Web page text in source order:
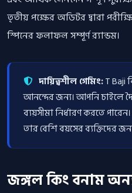
তৃতীয় পক্ষের অডিটর দ্বারা
স্পিনের ফলাফল সম্পূর্ণ র‍্যান্ডম।
দায়িত্বশীল গেমিং:T Baji
আনন্দের জন্য। আপনি চাইলে
ব্যয়সীমা নির্ধারণ করতে
তার বেশি বয়সের ব্যক্তিদের
জঙ্গল কিং বনাম